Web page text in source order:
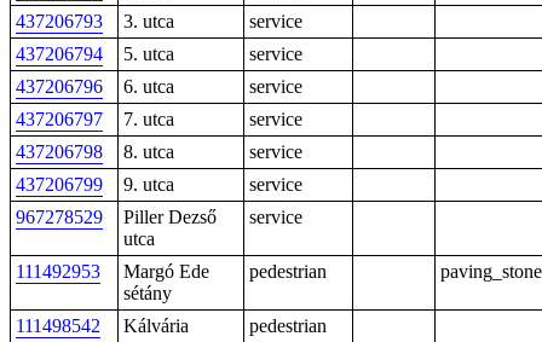
437206793
3. utca
service
437206794
5. utca
service
437206796
6. utca
service
437206797
7. utca
service
437206798
8. utca
service
437206799
9. utca
service
967278529
Piller Dezső
utca
service
111492953
Margó Ede
sétány
pedestrian
111498542 Kálvária pedestrian